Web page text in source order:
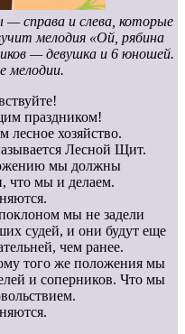
справа и слева, которые
мелодия «Ой, рябина
— девушка и 6 юношей.
мелодии.
праздником!
хозяйство.
Лесной Щит.
мы должны
что мы и делаем.
мы не задели
судей, и они будут еще
чем ранее.
того же положения мы
и соперников. Что мы